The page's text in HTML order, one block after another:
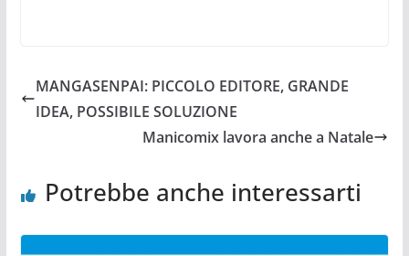
MANGASENPAI: PICCOLO EDITORE, GRANDE
IDEA, POSSIBILE SOLUZIONE
Manicomix lavora anche a Natale
Potrebbe anche interessarti